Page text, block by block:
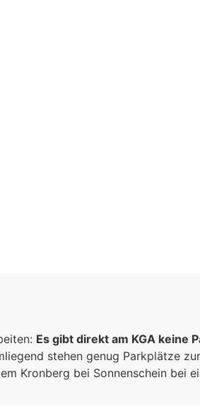
Es gibt direkt am KGA keine
stehen genug Parkplätze
Kronberg bei Sonnenschein bei